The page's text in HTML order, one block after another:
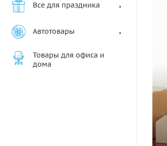
Все для праздника
Автотовары
Товары для офиса и
дома